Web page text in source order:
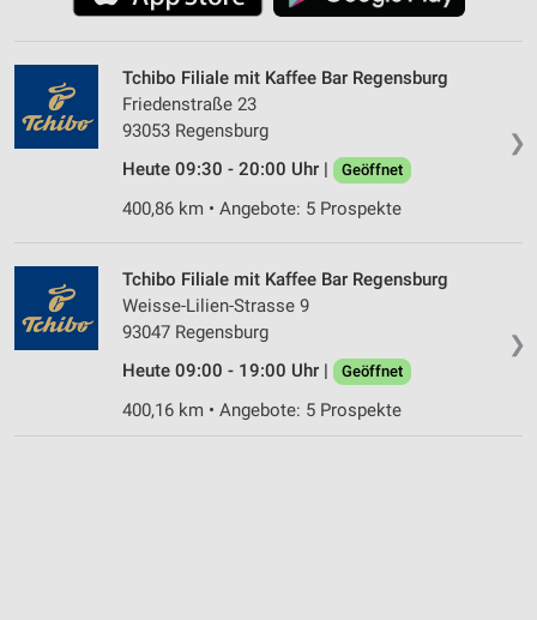
❯
Tchibo Filiale mit Kaffee Bar Regensburg
Friedenstraße 23
93053 Regensburg
Heute 09:30 - 20:00 Uhr |
Geöffnet
400,86 km • Angebote: 5 Prospekte
❯
Tchibo Filiale mit Kaffee Bar Regensburg
Weisse-Lilien-Strasse 9
93047 Regensburg
Heute 09:00 - 19:00 Uhr |
Geöffnet
400,16 km • Angebote: 5 Prospekte